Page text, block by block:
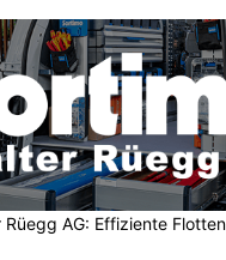
Rüegg AG: Effiziente